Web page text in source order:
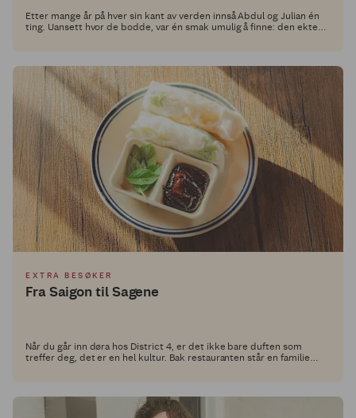
Etter mange år på hver sin kant av verden innså Abdul og Julian én
ting. Uansett hvor de bodde, var én smak umulig å finne: den ekte
EXTRA BESØKER
Fra Saigon til Sagene
Når du går inn døra hos District 4, er det ikke bare duften som
treffer deg, det er en hel kultur. Bak restauranten står en familie